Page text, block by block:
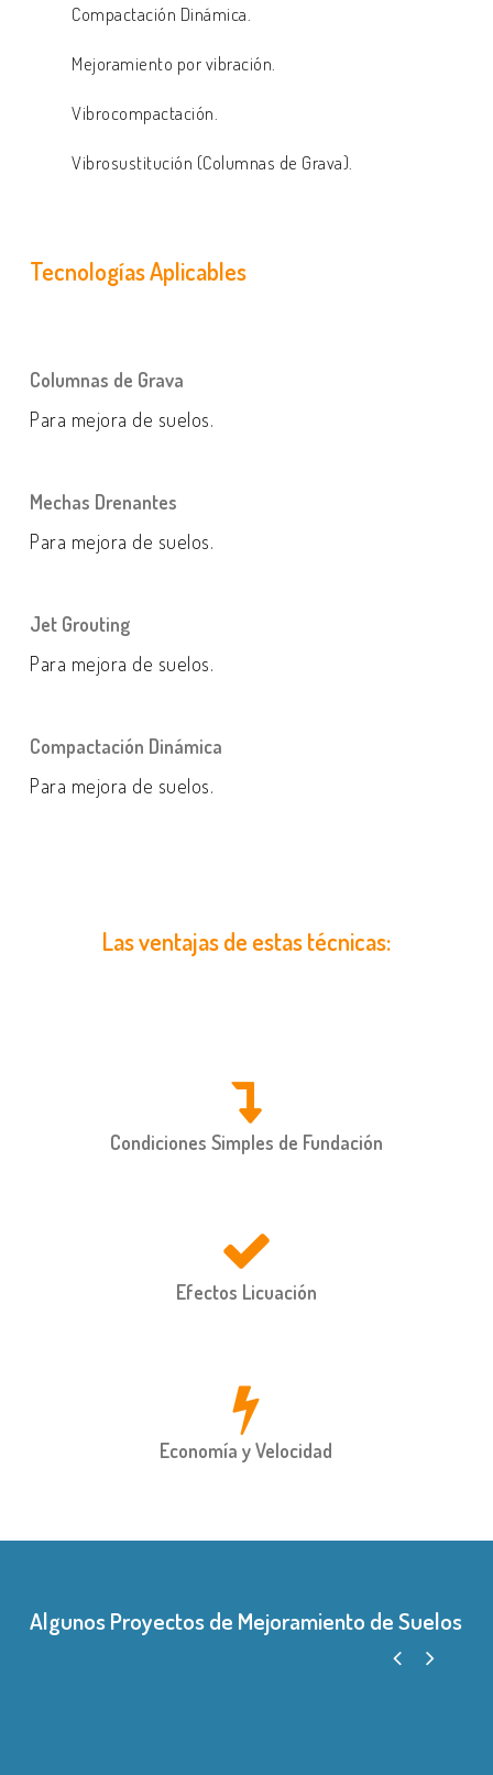
Compactación Dinámica.
Mejoramiento por vibración.
Vibrocompactación.
Vibrosustitución (Columnas de Grava).
Tecnologías Aplicables
Columnas de Grava
Para mejora de suelos.
Mechas Drenantes
Para mejora de suelos.
Jet Grouting
Para mejora de suelos.
Compactación Dinámica
Para mejora de suelos.
Las ventajas de estas técnicas:
Condiciones Simples de Fundación
Efectos Licuación
Economía y Velocidad
Algunos Proyectos de Mejoramiento de Suelos